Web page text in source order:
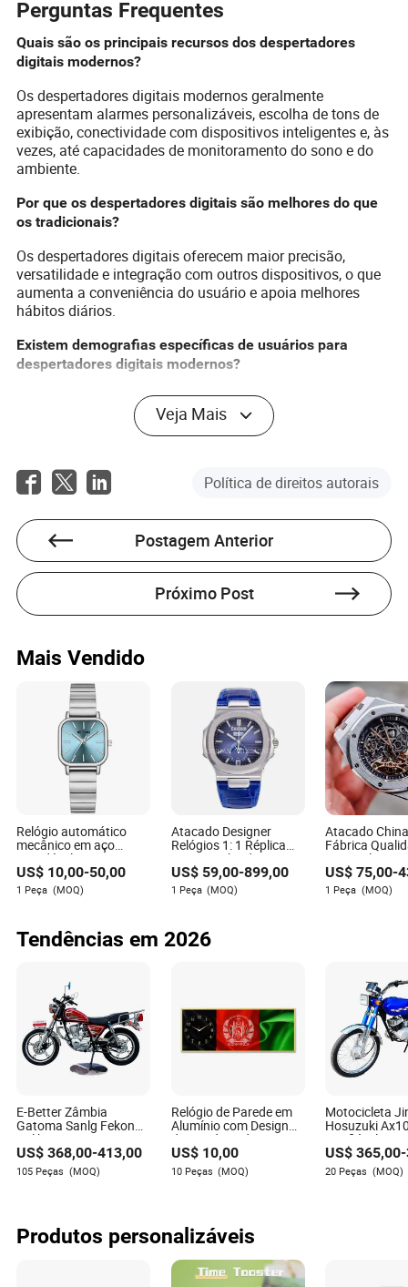
Perguntas Frequentes
Quais são os principais recursos dos despertadores
digitais modernos?
Os despertadores digitais modernos geralmente
apresentam alarmes personalizáveis, escolha de tons de
exibição, conectividade com dispositivos inteligentes e, às
vezes, até capacidades de monitoramento do sono e do
ambiente.
Por que os despertadores digitais são melhores do que
os tradicionais?
Os despertadores digitais oferecem maior precisão,
versatilidade e integração com outros dispositivos, o que
aumenta a conveniência do usuário e apoia melhores
hábitos diários.
Existem demografias específicas de usuários para
despertadores digitais modernos?
Embora qualquer pessoa possa se beneficiar de
despertadores digitais, entusiastas de tecnologia,
indivíduos preocupados com a saúde e aqueles com
particularmente úteis.
sono?
Sim, recursos como alarmes progressivos e
monitoramento do sono são projetados para se alinhar
com os ciclos naturais de sono, potencialmente
melhorando a qualidade do sono e o estado de alerta
Nora Tucker
Autor
Nora Tucker é uma autora experiente com ampla
experiência na indústria de bens de consumo leves,
particularmente nos setores elétrico e eletrônico. Com
sua expertise, Nora se especializa em elaborar
soluções e estratégias de serviço para problemas e
leves.
Veja Mais
Política de direitos autorais
Postagem Anterior
Próximo Post
Mais Vendido
Relógio automático
mecânico em aço
inoxidável para
homens, presente de
luxo, relógios de
designer, à prova
US$ 10,00-50,00
1 Peça (MOQ)
Atacado Designer
Relógios 1: 1 Réplica
AAA Distribuidores
Cópia Relógio de Pulso
Senhoras Homens
China Online
Personalizado Casual
US$ 59,00-899,00
1 Peça (MOQ)
Atacado
Fábrica
Super Clone
Mecânico
Marca Nome
Réplica Reloj
US$75,00-
1 Peça (MOQ)
Tendências em 2026
E-Better Zâmbia
Gatoma Sanlg Fekon
Italika Vento Gn125
Motocicleta Moto
US$368,00-413,00
105 Peças (MOQ)
Relógio de Parede em
Alumínio com Design
da Bandeira do
Afeganistão,
Decoração de Casa
Única e Relógio
US$ 10,00
10 Peças (MOQ)
Motocicleta
Hosuzuki
Confiável para
Compradores
Internacionais
US$365,00-
20 Peças (MOQ)
Produtos personalizáveis